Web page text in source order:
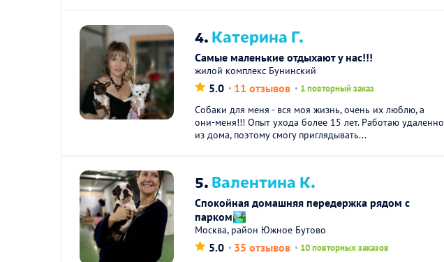
4.Катерина Г.
Самые маленькие отдыхают у нас!!!
жилой комплекс Бунинский
5.0 11 отзывов 1 повторный заказ
Собаки для меня - вся моя жизнь, очень их люблю, а
они-меня!!! Опыт ухода более 15 лет. Работаю удаленно
из дома, поэтому смогу приглядывать...
5.Валентина К.
Спокойная домашняя передержка рядом с
парком🏞️
Москва, район Южное Бутово
5.0 35 отзывов 10 повторных заказов